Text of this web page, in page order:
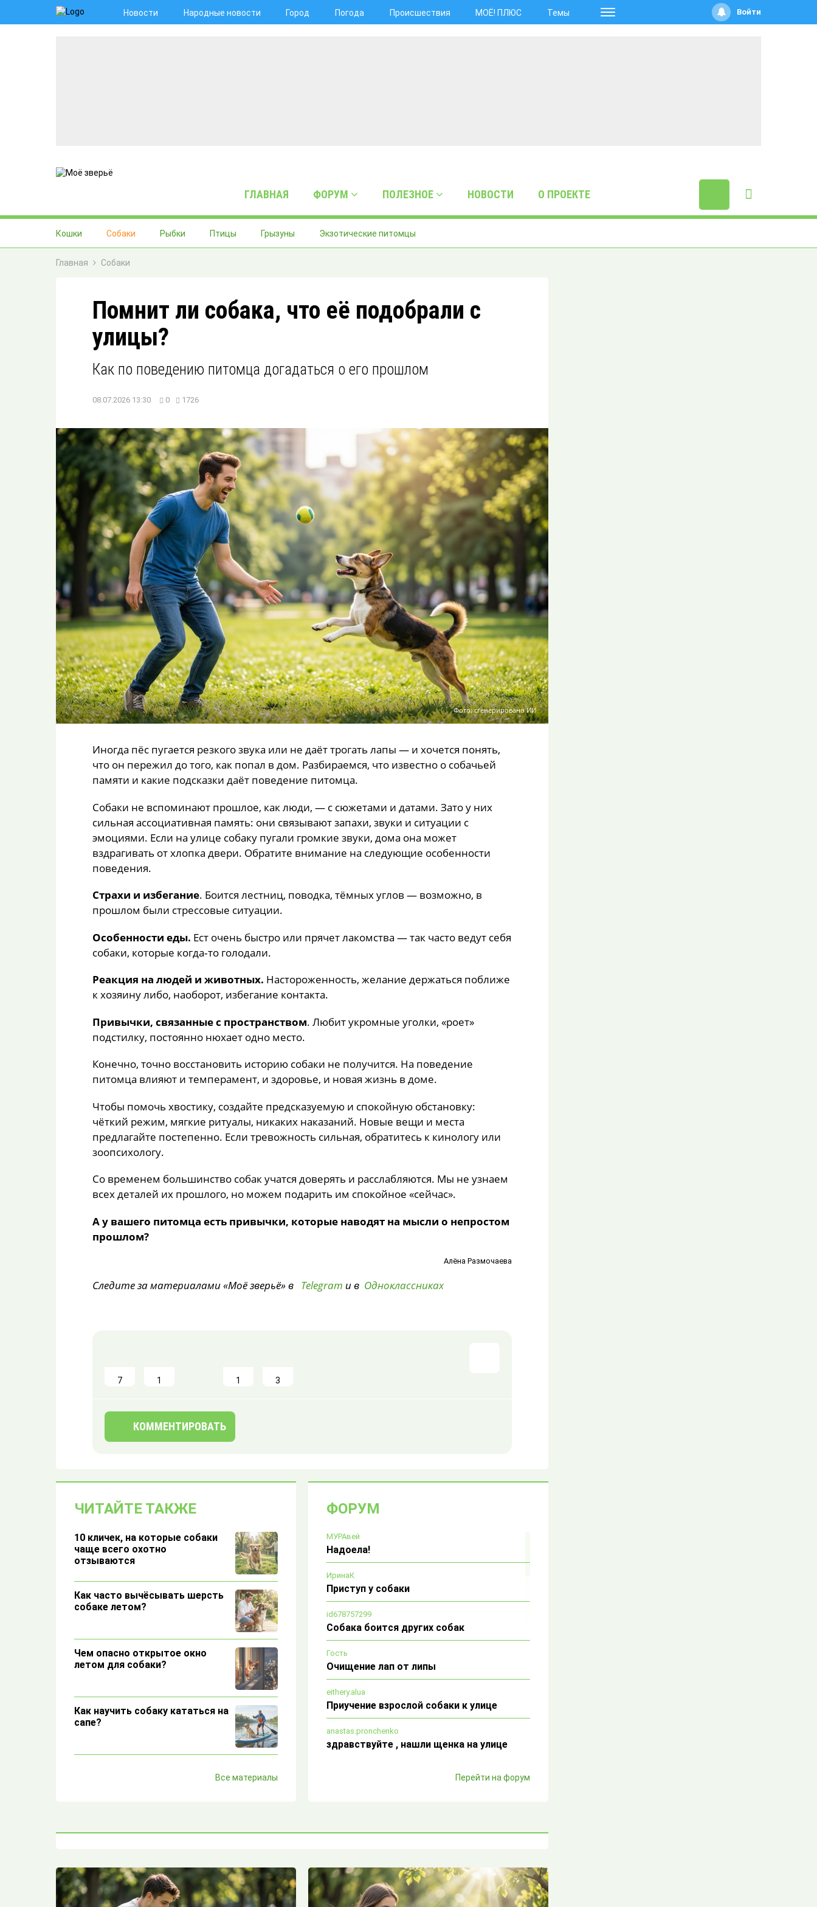
Новости Народные новости Город Погода Происшествия МОЁ! ПЛЮС Темы Войти
ГЛАВНАЯ ФОРУМ ПОЛЕЗНОЕ НОВОСТИ О ПРОЕКТЕ
Кошки Собаки Рыбки Птицы Грызуны Экзотические питомцы
Главная Собаки
Помнит ли собака, что её подобрали с
улицы?
Как по поведению питомца догадаться о его прошлом
08.07.2026 13:30 0 1726
Фото: сгенерировано ИИ
Иногда пёс пугается резкого звука или не даёт трогать лапы — и хочется понять,
что он пережил до того, как попал в дом. Разбираемся, что известно о собачьей
памяти и какие подсказки даёт поведение питомца.
Собаки не вспоминают прошлое, как люди, — с сюжетами и датами. Зато у них
сильная ассоциативная память: они связывают запахи, звуки и ситуации с
эмоциями. Если на улице собаку пугали громкие звуки, дома она может
вздрагивать от хлопка двери. Обратите внимание на следующие особенности
поведения.
Страхи и избегание. Боится лестниц, поводка, тёмных углов — возможно, в
прошлом были стрессовые ситуации.
Особенности еды. Ест очень быстро или прячет лакомства — так часто ведут себя
собаки, которые когда‑то голодали.
Реакция на людей и животных. Настороженность, желание держаться поближе
к хозяину либо, наоборот, избегание контакта.
Привычки, связанные с пространством. Любит укромные уголки, «роет»
подстилку, постоянно нюхает одно место.
Конечно, точно восстановить историю собаки не получится. На поведение
питомца влияют и темперамент, и здоровье, и новая жизнь в доме.
Чтобы помочь хвостику, создайте предсказуемую и спокойную обстановку:
чёткий режим, мягкие ритуалы, никаких наказаний. Новые вещи и места
предлагайте постепенно. Если тревожность сильная, обратитесь к кинологу или
зоопсихологу.
Со временем большинство собак учатся доверять и расслабляются. Мы не узнаем
всех деталей их прошлого, но можем подарить им спокойное «сейчас».
А у вашего питомца есть привычки, которые наводят на мысли о непростом
прошлом?
Алёна Размочаева
Следите за материалами «Моё зверьё» в Telegram и в Одноклассниках
7 1 1 3
КОММЕНТИРОВАТЬ
ЧИТАЙТЕ ТАКЖЕ
10 кличек, на которые собаки
чаще всего охотно
отзываются
Как часто вычёсывать шерсть
собаке летом?
Чем опасно открытое окно
летом для собаки?
Как научить собаку кататься на
сапе?
Почему собака воет по ночам?
Все материалы
ФОРУМ
МУРАвей
Надоела!
ИринаК
Приступ у собаки
id678757299
Собака боится других собак
Гость
Очищение лап от липы
eithery.alua
Приучение взрослой собаки к улице
anastas.pronchenko
здравствуйте , нашли щенка на улице
Щенки выброшенные на мусорку
у хаски
Гость
завести щенка
Перейти на форум